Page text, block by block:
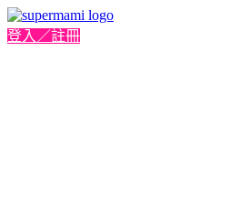
登入／註冊